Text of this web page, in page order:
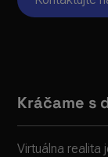
Kráčame s
Virtuálna realita